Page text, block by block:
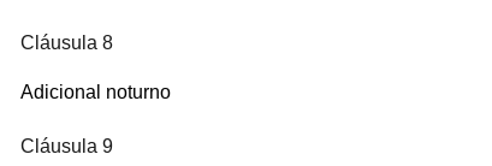
Cláusula 8
Adicional noturno
Cláusula 9